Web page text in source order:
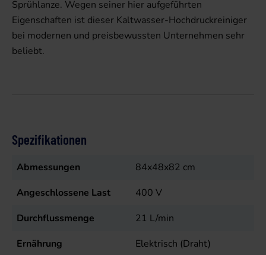
Sprühlanze. Wegen seiner hier aufgeführten
Eigenschaften ist dieser Kaltwasser-Hochdruckreiniger
bei modernen und preisbewussten Unternehmen sehr
beliebt.
Spezifikationen
Abmessungen
84x48x82 cm
Angeschlossene Last
400 V
Durchflussmenge
21 L/min
Ernährung
Elektrisch (Draht)